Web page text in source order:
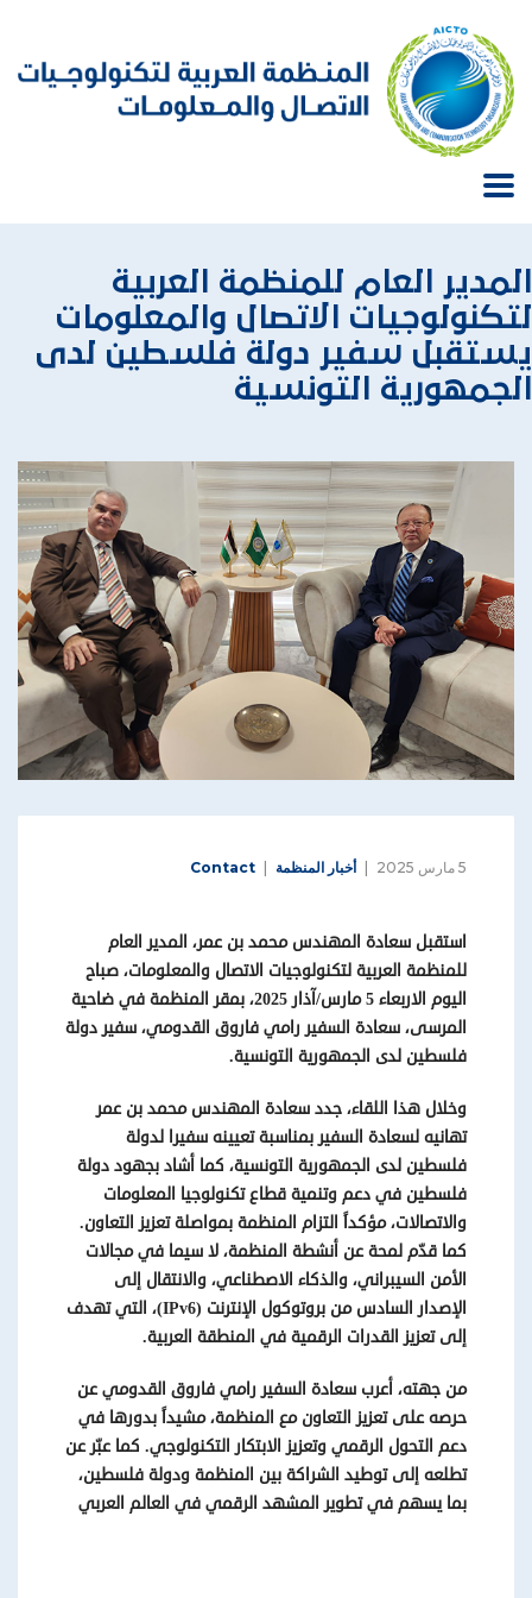
المدير العام للمنظمة العربية
لتكنولوجيات الاتصال والمعلومات
يستقبل سفير دولة فلسطين لدى
الجمهورية التونسية
5 مارس 2025 أخبار المنظمة Contact
استقبل سعادة المهندس محمد بن عمر، المدير العام
للمنظمة العربية لتكنولوجيات الاتصال والمعلومات، صباح
اليوم الاربعاء
5 مارس/آذار 2025، بمقر المنظمة في ضاحية
المرسى، سعادة السفير رامي فاروق القدومي، سفير دولة
فلسطين لدى الجمهورية التونسية.
وخلال هذا اللقاء، جدد سعادة المهندس محمد بن عمر
تهانيه لسعادة السفير بمناسبة تعيينه سفيرا لدولة
فلسطين لدى الجمهورية التونسية، كما أشاد بجهود دولة
فلسطين في دعم وتنمية قطاع تكنولوجيا المعلومات
والاتصالات، مؤكداً التزام المنظمة بمواصلة تعزيز التعاون.
كما قدّم لمحة عن أنشطة المنظمة، لا سيما في مجالات
الأمن السيبراني، والذكاء الاصطناعي، والانتقال إلى
الإصدار السادس من بروتوكول الإنترنت (IPv6)
، التي تهدف
إلى تعزيز القدرات الرقمية في المنطقة العربية.
من جهته، أعرب سعادة السفير رامي فاروق القدومي عن
حرصه على تعزيز التعاون مع المنظمة، مشيداً بدورها في
دعم التحول الرقمي وتعزيز الابتكار التكنولوجي. كما عبّر عن
تطلعه إلى توطيد الشراكة بين المنظمة ودولة فلسطين،
بما يسهم في تطوير المشهد الرقمي في العالم العربي